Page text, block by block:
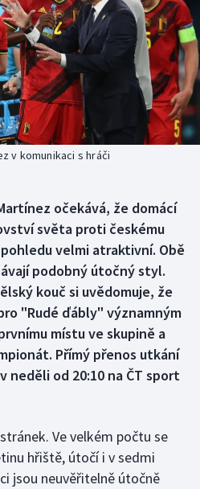
v komunikaci s hráči
očekává, že domácí
světa proti českému
velmi atraktivní. Obě
podobný útočný styl.
kouč si uvědomuje, že
"Rudé ďábly" významným
místu ve skupině a
Přímý přenos utkání
neděli od 20:10 na ČT sport
Ve velkém počtu se
hřiště, útočí i v sedmi
jsou neuvěřitelně útočně